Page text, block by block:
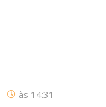
às 14:31